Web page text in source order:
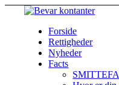
Forside
Rettigheder
Nyheder
Facts